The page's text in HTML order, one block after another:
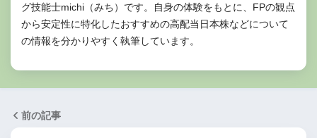
グ技能士michi（みち）です。自身の体験をもとに、FPの観点
から安定性に特化したおすすめの高配当日本株などについて
の情報を分かりやすく執筆しています。
前の記事